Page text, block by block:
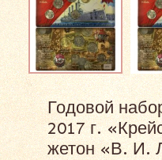
Годовой
2017 г.
жетон «В. И.